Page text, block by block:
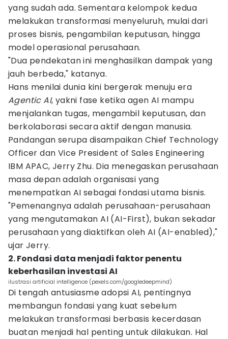
yang sudah ada. Sementara kelompok kedua
melakukan transformasi menyeluruh, mulai dari
proses bisnis, pengambilan keputusan, hingga
model operasional perusahaan.
"Dua pendekatan ini menghasilkan dampak yang
jauh berbeda," katanya.
Hans menilai dunia kini bergerak menuju era
Agentic AI, yakni fase ketika agen AI mampu
menjalankan tugas, mengambil keputusan, dan
berkolaborasi secara aktif dengan manusia.
Pandangan serupa disampaikan Chief Technology
Officer dan Vice President of Sales Engineering
IBM APAC, Jerry Zhu. Dia menegaskan perusahaan
masa depan adalah organisasi yang
menempatkan AI sebagai fondasi utama bisnis.
"Pemenangnya adalah perusahaan-perusahaan
yang mengutamakan AI (AI-First), bukan sekadar
perusahaan yang diaktifkan oleh AI (AI-enabled),"
ujar Jerry.
2. Fondasi data menjadi faktor penentu
keberhasilan investasi AI
ilustrasi artificial intelligence (pexels.com/googledeepmind)
Di tengah antusiasme adopsi AI, pentingnya
membangun fondasi yang kuat sebelum
melakukan transformasi berbasis kecerdasan
buatan menjadi hal penting untuk dilakukan. Hal